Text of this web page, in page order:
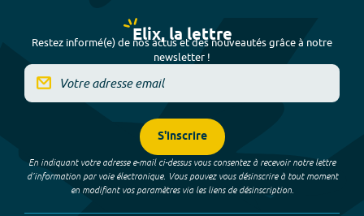
Elix, la lettre
Restez informé(e) de nos actus et des nouveautés grâce à notre
newsletter !
S'inscrire
En indiquant votre adresse e-mail ci-dessus vous consentez à recevoir notre lettre
d’information par voie électronique. Vous pouvez vous désinscrire à tout moment
en modifiant vos paramètres via les liens de désinscription.